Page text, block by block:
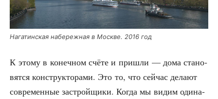
Нага­тин­ская набе­реж­ная в Москве. 2016 год
К это­му в конеч­ном счё­те и при­шли — дома ста­но­
вят­ся кон­струк­то­ра­ми. Это то, что сей­час дела­ют
совре­мен­ные застрой­щи­ки. Когда мы видим оди­на­